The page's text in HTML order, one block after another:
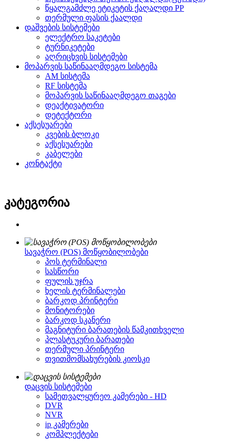
წყალგამძლე ეტიკეტის ქაღალდი PP
თერმული ფასის ქაალდი
დაშვების სისტემები
ელექტრო საკეტები
ტურნიკეტები
აღრიცხვის სისტემები
მოპარვის საწინააღმდეგო სისტემა
AM სისტემა
RF სისტემა
მოპარვის საწინააღმდეგო თაგები
დეაქტივატორი
დეტექტორი
აქსესუარები
კვების ბლოკი
აქსესუარები
კაბელები
კონტაქტი
კატეგორია
სავაჭრო (POS) მოწყობილობები
პოს ტერმინალი
სასწორი
ფულის უჯრა
ხელის ტერმინალები
ბარკოდ პრინტერი
მონიტორები
ბარკოდ სკანერი
მაგნიტური ბარათების წამკითხველი
პლასტუკური ბარათები
თერმული პრინტერი
თვითმომსახურების კიოსკი
დაცვის სისტემები
სამეთვალყურეო კამერები - HD
DVR
NVR
ip კამერები
კომპლექტები